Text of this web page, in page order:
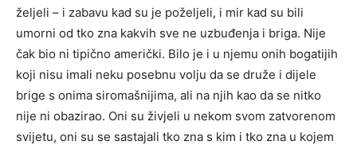
željeli – i zabavu kad su je poželjeli, i mir kad su bili
umorni od tko zna kakvih sve ne uzbuđenja i briga. Nije
čak bio ni tipično američki. Bilo je i u njemu onih bogatijih
koji nisu imali neku posebnu volju da se druže i dijele
brige s onima siromašnijima, ali na njih kao da se nitko
nije ni obazirao. Oni su živjeli u nekom svom zatvorenom
svijetu, oni su se sastajali tko zna s kim i tko zna u kojem